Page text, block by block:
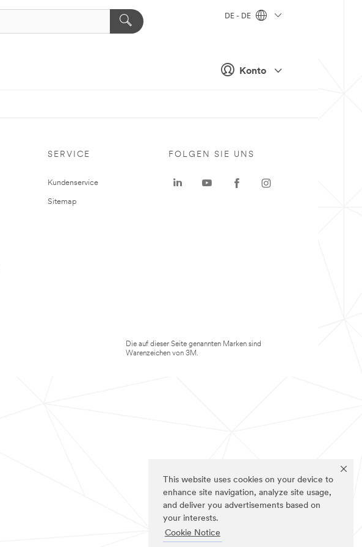
This website uses cookies on your device to
enhance site navigation, analyze site usage,
and deliver you advertisements based on
your interests.
Cookie Notice
Konto
DE - DE
SERVICE
Kundenservice
Sitemap
FOLGEN SIE UNS
Die auf dieser Seite genannten Marken sind
Warenzeichen von 3M.